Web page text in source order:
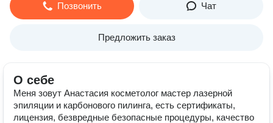
Позвонить Чат
Предложить заказ
О себе
Меня зовут Анастасия косметолог мастер лазерной
эпиляции и карбонового пилинга, есть сертификаты,
лицензия, безвредные безопасные процедуры, качество